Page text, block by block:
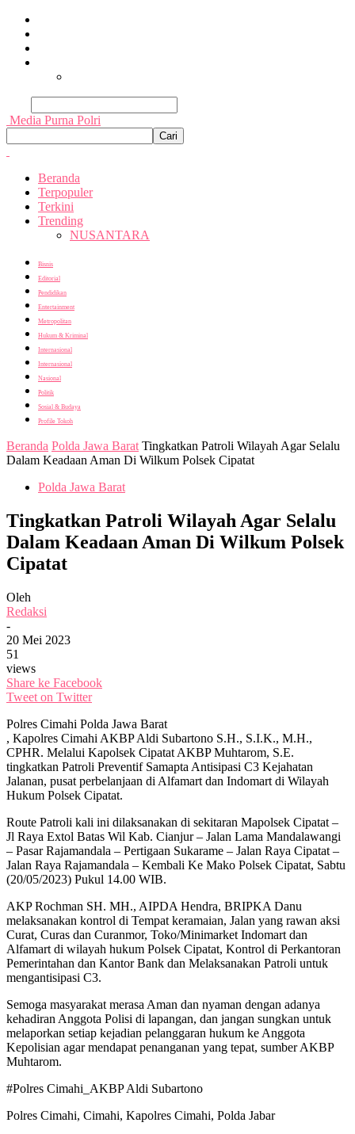
Media Purna Polri
Beranda
Terpopuler
Terkini
Trending
NUSANTARA
Bisnis
Editorial
Pendidikan
Entertainment
Metropolitan
Hukum & Kriminal
Internasional
Internasional
Nasional
Politik
Sosial & Budaya
Profile Tokoh
Beranda Polda Jawa Barat Tingkatkan Patroli Wilayah Agar Selalu
Dalam Keadaan Aman Di Wilkum Polsek Cipatat
Polda Jawa Barat
Tingkatkan Patroli Wilayah Agar Selalu
Dalam Keadaan Aman Di Wilkum Polsek
Cipatat
Oleh
Redaksi
-
20 Mei 2023
51
views
Share ke Facebook
Tweet on Twitter
Polres Cimahi Polda Jawa Barat
, Kapolres Cimahi AKBP Aldi Subartono S.H., S.I.K., M.H.,
CPHR. Melalui Kapolsek Cipatat AKBP Muhtarom, S.E.
tingkatkan Patroli Preventif Samapta Antisipasi C3 Kejahatan
Jalanan, pusat perbelanjaan di Alfamart dan Indomart di Wilayah
Hukum Polsek Cipatat.
Route Patroli kali ini dilaksanakan di sekitaran Mapolsek Cipatat –
Jl Raya Extol Batas Wil Kab. Cianjur – Jalan Lama Mandalawangi
– Pasar Rajamandala – Pertigaan Sukarame – Jalan Raya Cipatat –
Jalan Raya Rajamandala – Kembali Ke Mako Polsek Cipatat, Sabtu
(20/05/2023) Pukul 14.00 WIB.
AKP Rochman SH. MH., AIPDA Hendra, BRIPKA Danu
melaksanakan kontrol di Tempat keramaian, Jalan yang rawan aksi
Curat, Curas dan Curanmor, Toko/Minimarket Indomart dan
Alfamart di wilayah hukum Polsek Cipatat, Kontrol di Perkantoran
Pemerintahan dan Kantor Bank dan Melaksanakan Patroli untuk
mengantisipasi C3.
Semoga masyarakat merasa Aman dan nyaman dengan adanya
kehadiran Anggota Polisi di lapangan, dan jangan sungkan untuk
melaporkan setiap kejadian pelanggaran hukum ke Anggota
Kepolisian agar mendapat penanganan yang tepat, sumber AKBP
Muhtarom.
#Polres Cimahi_AKBP Aldi Subartono
Polres Cimahi, Cimahi, Kapolres Cimahi, Polda Jabar